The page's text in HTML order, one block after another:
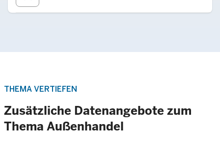
THEMA VERTIEFEN
Zusätzliche Datenangebote zum
Thema Außenhandel